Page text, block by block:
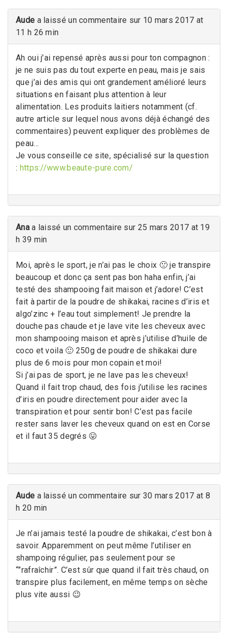
Aude a laissé un commentaire sur 10 mars 2017 at
11 h 26 min
Ah oui j’ai repensé après aussi pour ton compagnon :
je ne suis pas du tout experte en peau, mais je sais
que j’ai des amis qui ont grandement amélioré leurs
situations en faisant plus attention à leur
alimentation. Les produits laitiers notamment (cf.
autre article sur lequel nous avons déjà échangé des
commentaires) peuvent expliquer des problèmes de
peau…
Je vous conseille ce site, spécialisé sur la question
: https://www.beaute-pure.com/
Ana a laissé un commentaire sur 25 mars 2017 at 19
h 39 min
Moi, après le sport, je n’ai pas le choix 🙁 je transpire
beaucoup et donc ça sent pas bon haha enfin, j’ai
testé des shampooing fait maison et j’adore! C’est
fait à partir de la poudre de shikakai, racines d’iris et
algo’zinc + l’eau tout simplement! Je prendre la
douche pas chaude et je lave vite les cheveux avec
mon shampooing maison et après j’utilise d’huile de
coco et voila 🙂 250g de poudre de shikakai dure
plus de 6 mois pour mon copain et moi!
Si j’ai pas de sport, je ne lave pas les cheveux!
Quand il fait trop chaud, des fois j’utilise les racines
d’iris en poudre directement pour aider avec la
transpiration et pour sentir bon! C’est pas facile
rester sans laver les cheveux quand on est en Corse
et il faut 35 degrés 😛
Aude a laissé un commentaire sur 30 mars 2017 at 8
h 20 min
Je n’ai jamais testé la poudre de shikakai, c’est bon à
savoir. Apparemment on peut même l’utiliser en
shampoing régulier, pas seulement pour se
“”rafraîchir”. C’est sûr que quand il fait très chaud, on
transpire plus facilement, en même temps on sèche
plus vite aussi 😉